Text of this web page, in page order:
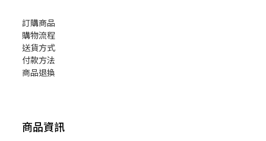
訂購商品
購物流程
送貨方式
付款方法
商品退換
商品資訊